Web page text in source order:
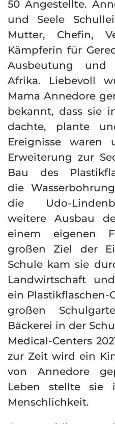
50 Angestellte.
und Seele
Mutter, Chefin,
Kämpferin für
Ausbeutung und
Afrika. Liebevoll
Mama Annedore
bekannt, dass sie
dachte, plante
Ereignisse waren
Erweiterung zur
Bau des
die
die Udo-
weitere Ausbau
einem eigenen
großen Ziel der
Schule kam sie
Landwirtschaft
ein Plastikflaschen-
großen
Bäckerei in der
Medical-Centers
zur Zeit wird ein
von Annedore
Leben stellte sie
Menschlichkeit.